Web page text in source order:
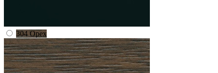
304 Орех